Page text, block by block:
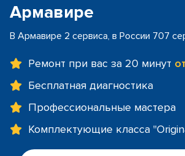
Армавире
В Армавире 2 сервиса, в России 707
Ремонт при вас за 20 минут
Бесплатная диагностика
Профессиональные мастера
Комплектующие класса